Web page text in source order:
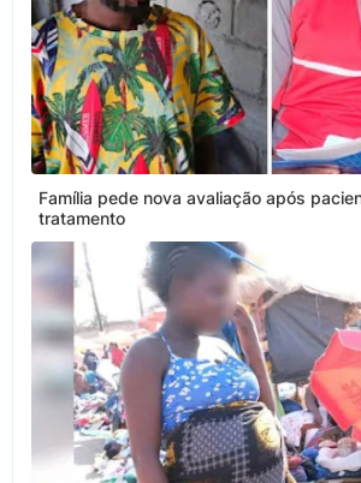
Família pede nova avaliação após
tratamento